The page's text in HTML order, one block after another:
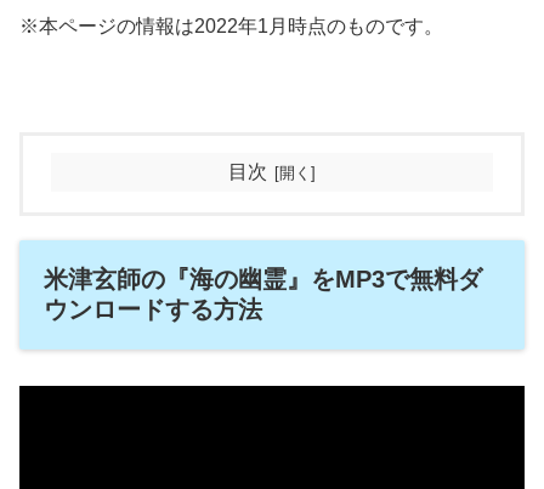
※本ページの情報は2022年1月時点のものです。
目次
米津玄師の『海の幽霊』をMP3で無料ダ
ウンロードする方法